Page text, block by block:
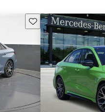
Guarda este Aviso